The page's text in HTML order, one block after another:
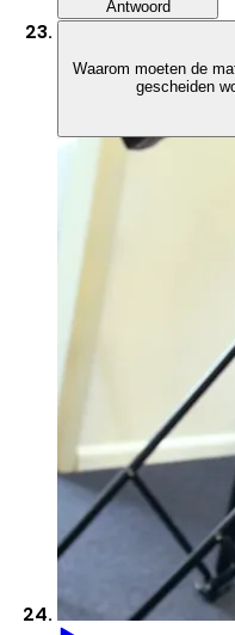
Antwoord
Waarom moeten de
gescheiden